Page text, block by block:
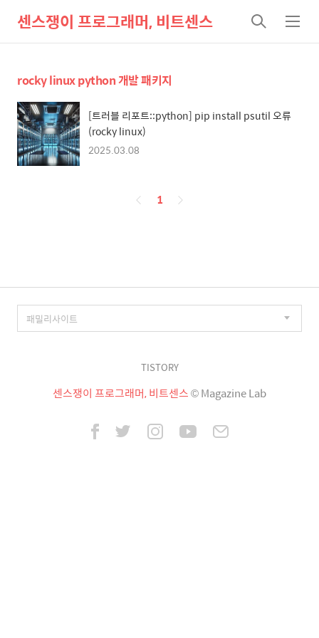
센스쟁이 프로그래머, 비트센스
검
색
메
뉴
rocky linux python 개발 패키지
[트러블 리포트::python] pip install psutil 오류
(rocky linux)
2025.03.08
페
1
TISTORY
센스쟁이 프로그래머, 비트센스© Magazine Lab